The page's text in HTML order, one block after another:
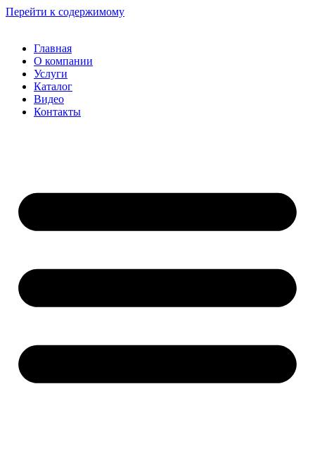
Перейти к содержимому
Главная
О компании
Услуги
Каталог
Видео
Контакты